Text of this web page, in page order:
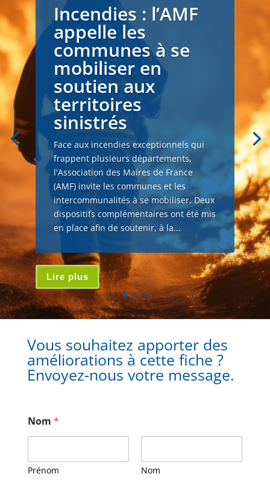
Incendies : l’AMF
appelle les
communes à se
mobiliser en
soutien aux
territoires
sinistrés
Face aux incendies exceptionnels qui
frappent plusieurs départements,
l'Association des Maires de France
(AMF) invite les communes et les
intercommunalités à se mobiliser. Deux
dispositifs complémentaires ont été mis
en place afin de soutenir, à la...
Lire plus
Vous souhaitez apporter des
améliorations à cette fiche ?
Envoyez-nous votre message.
Nom *
Prénom Nom